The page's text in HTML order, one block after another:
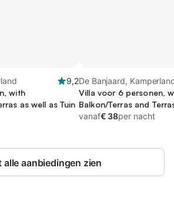
9,2
with
as well as Tuin
De Banjaard,
Villa voor 6 personen,
Balkon/Terras and
vanaf€ 38per nacht
alle aanbiedingen zien